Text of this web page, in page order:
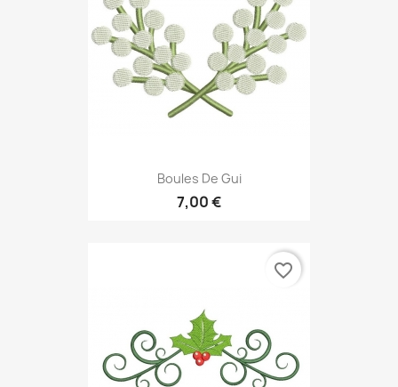
Boules De Gui
7,00 €
favorite_border